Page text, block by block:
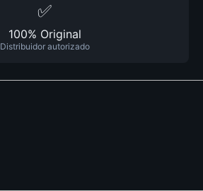
✅
100% Original
Distribuidor autorizado